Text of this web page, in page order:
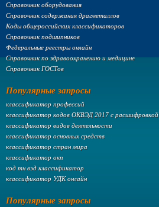
Справочник оборудования
Справочник содержания драгметаллов
Коды общероссийских классификаторов
Справочник подшипников
Федеральные реестры онлайн
Справочник по здравоохранению и медицине
Справочник ГОСТов
Популярные запросы
классификатор профессий
классификатор кодов ОКВЭД 2017 с расшифровкой
классификатор видов деятельности
классификатор основных средств
классификатор стран мира
классификатор окп
код тн вэд классификатор
классификатор УДК онлайн
Популярные запросы